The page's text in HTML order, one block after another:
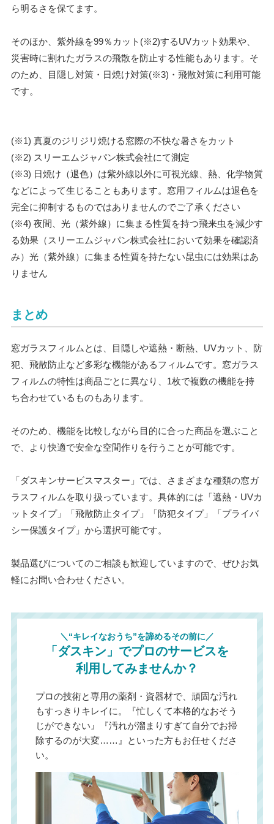
ら明るさを保てます。
そのほか、紫外線を99％カット(※2)するUVカット効果や、
災害時に割れたガラスの飛散を防止する性能もあります。そ
のため、目隠し対策・日焼け対策(※3)・飛散対策に利用可能
です。
(※1) 真夏のジリジリ焼ける窓際の不快な暑さをカット
(※2) スリーエムジャパン株式会社にて測定
(※3) 日焼け（退色）は紫外線以外に可視光線、熱、化学物質
などによって生じることもあります。窓用フィルムは退色を
完全に抑制するものではありませんのでご了承ください
(※4) 夜間、光（紫外線）に集まる性質を持つ飛来虫を減少す
る効果（スリーエムジャパン株式会社において効果を確認済
み）光（紫外線）に集まる性質を持たない昆虫には効果はあ
りません
まとめ
窓ガラスフィルムとは、目隠しや遮熱・断熱、UVカット、防
犯、飛散防止など多彩な機能があるフィルムです。窓ガラス
フィルムの特性は商品ごとに異なり、1枚で複数の機能を持
ち合わせているものもあります。
そのため、機能を比較しながら目的に合った商品を選ぶこと
で、より快適で安全な空間作りを行うことが可能です。
「ダスキンサービスマスター」では、さまざまな種類の窓ガ
ラスフィルムを取り扱っています。具体的には「遮熱・UVカ
ットタイプ」「飛散防止タイプ」「防犯タイプ」「プライバ
シー保護タイプ」から選択可能です。
製品選びについてのご相談も歓迎していますので、ぜひお気
軽にお問い合わせください。
＼“キレイなおうち”を諦めるその前に／
「ダスキン」でプロのサービスを
利用してみませんか？
プロの技術と専用の薬剤・資器材で、頑固な汚れ
もすっきりキレイに。『忙しくて本格的なおそう
じができない』『汚れが溜まりすぎて自分でお掃
除するのが大変……』といった方もお任せくださ
い。